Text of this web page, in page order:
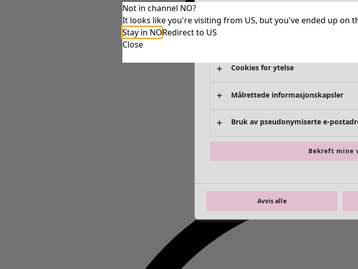
Not in channel NO?
It looks like you're visiting from US, but you've ended up on
Stay in NORedirect to US
Close
Helt nødvendige
Cookies for ytelse
Målrettede informasjonskapsler
Bruk av pseudonymiserte e-
Bekreft mine
Avvis alle